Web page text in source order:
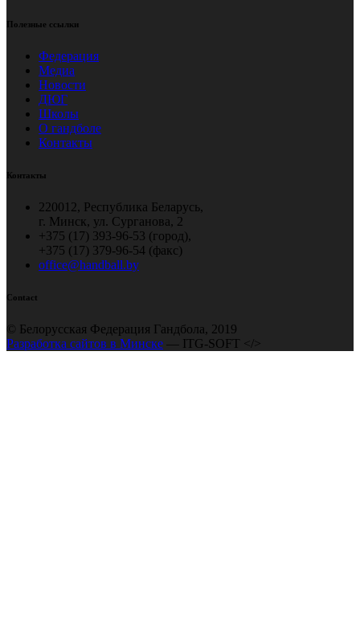
Полезные ссылки
Федерация
Медиа
Новости
ДЮГ
Школы
О гандболе
Контакты
Контакты
220012, Республика Беларусь,
г. Минск, ул. Сурганова, 2
+375 (17) 393-96-53 (город),
+375 (17) 379-96-54 (факс)
office@handball.by
Contact
© Белорусская Федерация Гандбола, 2019
Разработка сайтов в Минске — ITG-SOFT </>